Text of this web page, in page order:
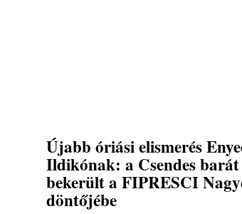
Újabb óriási elismerés
Ildikónak: a Csendes barát
bekerült a FIPRESCI
döntőjébe